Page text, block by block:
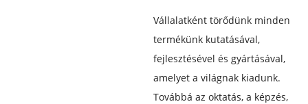
Vállalatként törődünk minden
termékünk kutatásával,
fejlesztésével és gyártásával,
amelyet a világnak kiadunk.
Továbbá az oktatás, a képzés,